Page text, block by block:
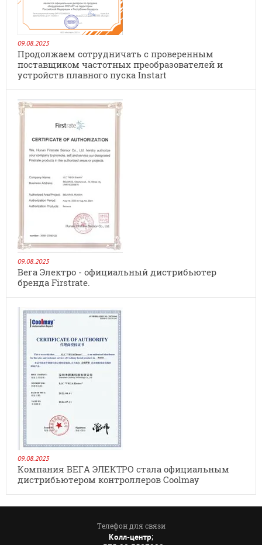
09.08.2023
Продолжаем сотрудничать с проверенным
поставщиком частотных преобразователей и
устройств плавного пуска Instart
09.08.2023
Вега Электро - официальный дистрибьютер
бренда Firstrate.
09.08.2023
Компания ВЕГА ЭЛЕКТРО стала официальным
дистрибьютером контроллеров Coolmay
Телефон для связи
Колл-центр;